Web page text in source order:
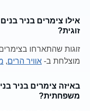
אילו צימרים בניר
זוגית?
זוגות שהתארחו
מוצלחת ב- אוויר הרים,
באיזה צימרים בניר
משפחתית?